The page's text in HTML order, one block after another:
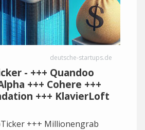
deutsche-startups.de
- +++ Quandoo
+++ Cohere +++
+++ KlavierLoft
+++ Millionengrab